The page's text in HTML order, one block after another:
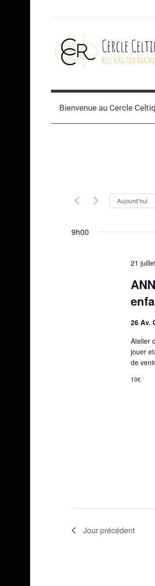
Cercle
celtique
Bienvenue au Cercle
Aujourd’hui
9h00
21
26 Av.
Atelier
jouer
de
10€
Jour précédent